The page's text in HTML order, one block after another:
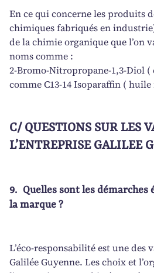
En ce qui concerne les produits
chimiques fabriqués en
de la chimie organique que l’on
noms comme :
2-Bromo-Nitropropane-1,3-Diol
comme C13-14 Isoparaffin (
C/ QUESTIONS SUR LES
L’ENTREPRISE GALILEE
9. Quelles sont les démarches
la marque ?
L’éco-responsabilité est une des
Galilée Guyenne. Les choix et